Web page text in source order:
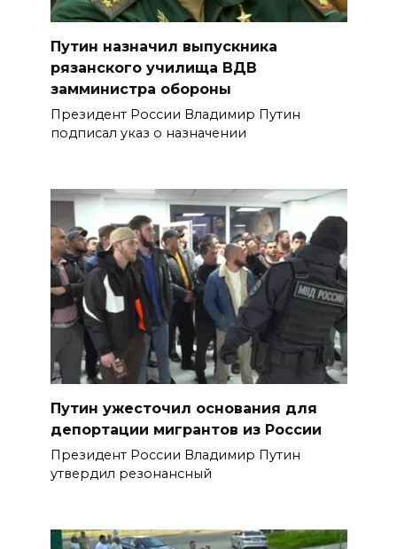
Путин назначил выпускника
рязанского училища ВДВ
замминистра обороны
Президент России Владимир Путин
подписал указ о назначении
Путин ужесточил основания для
депортации мигрантов из России
Президент России Владимир Путин
утвердил резонансный